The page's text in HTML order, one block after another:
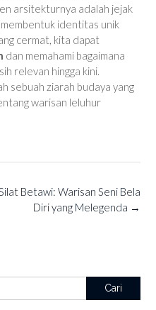
arsitekturnya adalah jejak
identitas unik
cermat, kita dapat
dan memahami bagaimana
relevan hingga kini.
sebuah ziarah budaya yang
warisan leluhur
Betawi: Warisan Seni Bela
Diri yang Melegenda →
Cari